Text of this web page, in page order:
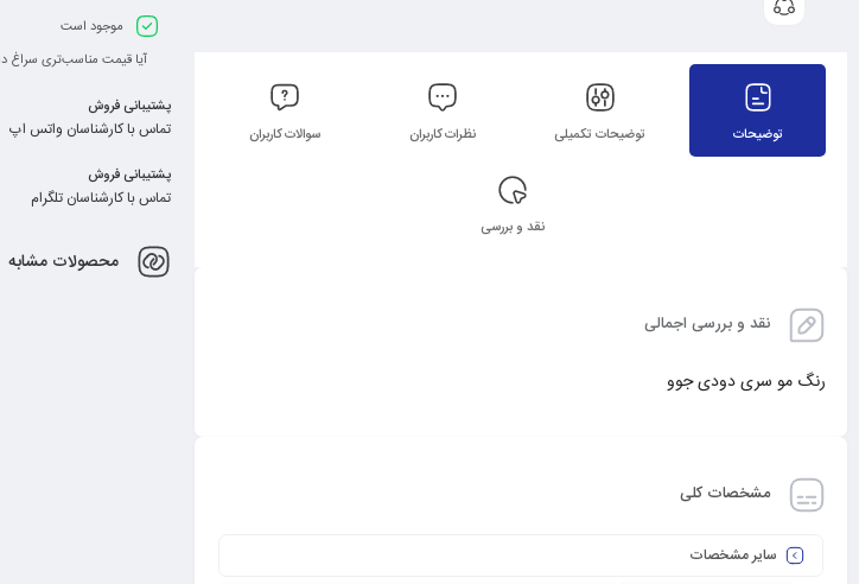
توضیحات توضیحات تکمیلی نظرات کاربران سوالات کاربران
نقد و بررسی
نقد و بررسی اجمالی
رنگ مو سری دودی جوو
مشخصات کلی
سایر مشخصات
موجود است
آیا قیمت مناسب‌تری سراغ
پشتیبانی فروش
تماس با کارشناسان واتس اپ
پشتیبانی فروش
تماس با کارشناسان تلگرام
محصولات مشابه